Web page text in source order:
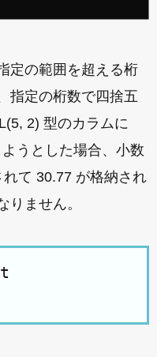
定の範囲を超える桁
指定の桁数で四捨五
2) 型のカラムに
うとした場合、小数
て 30.77 が格納され
りません。